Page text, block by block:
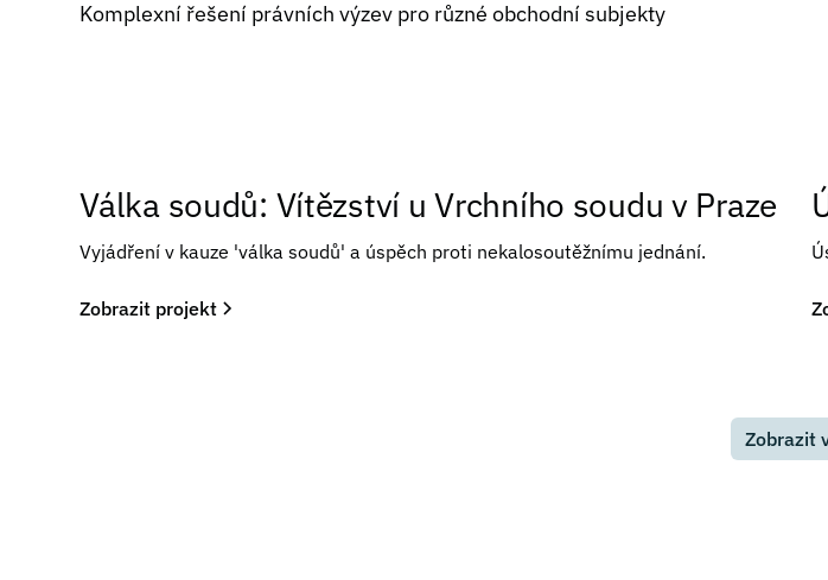
Komplexní řešení právních výzev pro různé obchodní subjekty
Válka soudů: Vítězství u Vrchního soudu v Praze
Vyjádření v kauze 'válka soudů' a úspěch proti nekalosoutěžnímu jednání.
Zobrazit projekt
Zobrazit